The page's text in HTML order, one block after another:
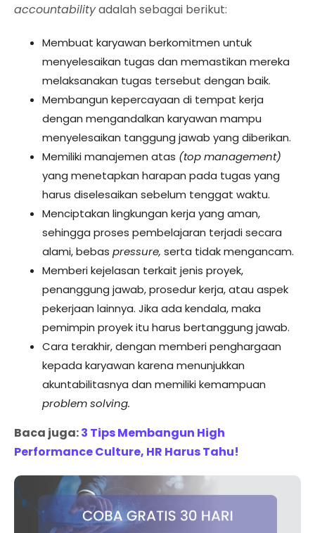
accountabilityadalah sebagai berikut:
Membuat karyawan berkomitmen untuk
menyelesaikan tugas dan memastikan mereka
melaksanakan tugas tersebut dengan baik.
Membangun kepercayaan di tempat kerja
dengan mengandalkan karyawan mampu
menyelesaikan tanggung jawab yang diberikan.
Memiliki manajemen atas (top management)
yang menetapkan harapan pada tugas yang
harus diselesaikan sebelum tenggat waktu.
Menciptakan lingkungan kerja yang aman,
sehingga proses pembelajaran terjadi secara
alami, bebas pressure, serta tidak mengancam.
Memberi kejelasan terkait jenis proyek,
penanggung jawab, prosedur kerja, atau aspek
pekerjaan lainnya. Jika ada kendala, maka
pemimpin proyek itu harus bertanggung jawab.
Cara terakhir, dengan memberi penghargaan
kepada karyawan karena menunjukkan
akuntabilitasnya dan memiliki kemampuan
problem solving.
Baca juga:3 Tips Membangun High
Performance Culture, HR Harus Tahu!